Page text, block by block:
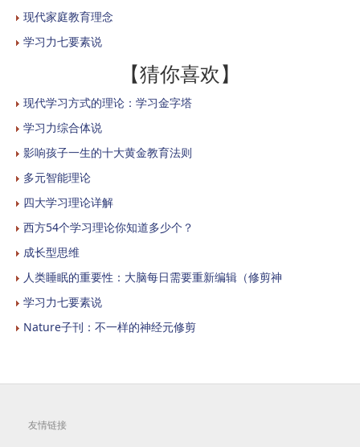
现代家庭教育理念
学习力七要素说
【猜你喜欢】
现代学习方式的理论：学习金字塔
学习力综合体说
影响孩子一生的十大黄金教育法则
多元智能理论
四大学习理论详解
西方54个学习理论你知道多少个？
成长型思维
人类睡眠的重要性：大脑每日需要重新编辑（修剪神
学习力七要素说
Nature子刊：不一样的神经元修剪
友情链接